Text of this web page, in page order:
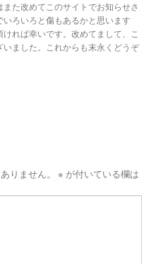
た改めてこのサイトでお知らせさ
ろいろと傷もあるかと思います
れば幸いです。改めてまして、こ
ました。これからも末永くどうぞ
りません。 ※ が付いている欄は